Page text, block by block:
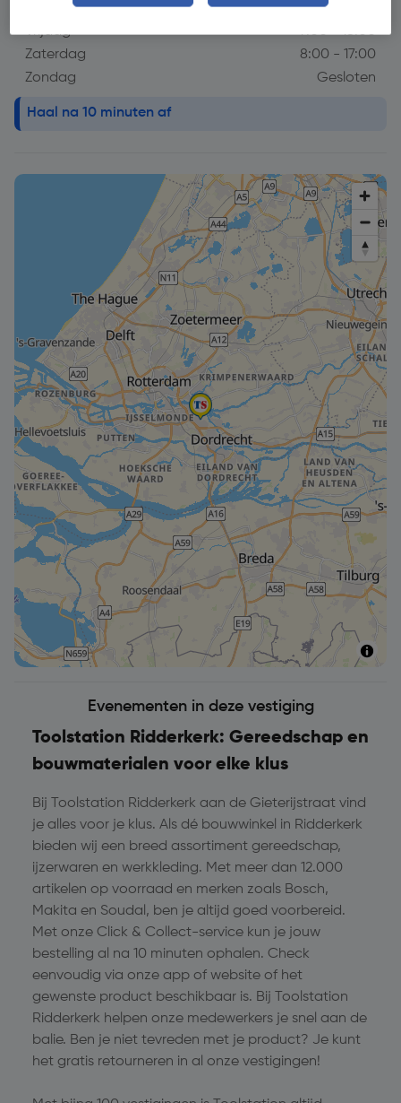
Donderdag
7:00 - 18:00
Vrijdag
7:00 - 18:00
Zaterdag
8:00 - 17:00
Zondag
Gesloten
info alert!
Haal na 10 minuten af
Evenementen in deze vestiging
Toolstation Ridderkerk: Gereedschap en
bouwmaterialen voor elke klus
Bij Toolstation Ridderkerk aan de Gieterijstraat vind
je alles voor je klus. Als dé bouwwinkel in Ridderkerk
bieden wij een breed assortiment gereedschap,
ijzerwaren en werkkleding. Met meer dan 12.000
artikelen op voorraad en merken zoals Bosch,
Makita en Soudal, ben je altijd goed voorbereid.
Met onze Click & Collect-service kun je jouw
bestelling al na 10 minuten ophalen. Check
eenvoudig via onze app of website of het
gewenste product beschikbaar is. Bij Toolstation
Ridderkerk helpen onze medewerkers je snel aan de
balie. Ben je niet tevreden met je product? Je kunt
het gratis retourneren in al onze vestigingen!